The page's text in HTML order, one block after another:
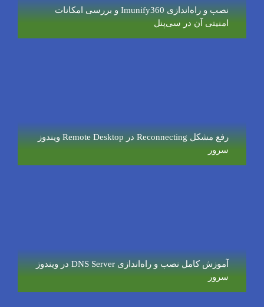
نصب و راه‌اندازی Imunify360 و بررسی امکانات
امنیتی آن در سی‌پنل
رفع مشکل Reconnecting در Remote Desktop ویندوز
سرور
آموزش کامل نصب و راه‌اندازی DNS Server در ویندوز
سرور